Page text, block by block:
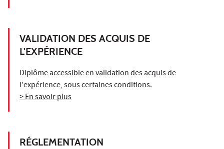
VALIDATION DES ACQUIS DE
L'EXPÉRIENCE
Diplôme accessible en validation des acquis de
l'expérience, sous certaines conditions.
> En savoir plus
RÉGLEMENTATION